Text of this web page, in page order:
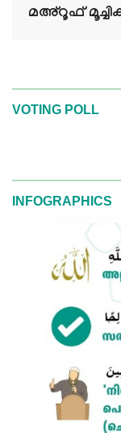
മഅ്റൂഫ്
VOTING POLL
INFOGRAPHICS